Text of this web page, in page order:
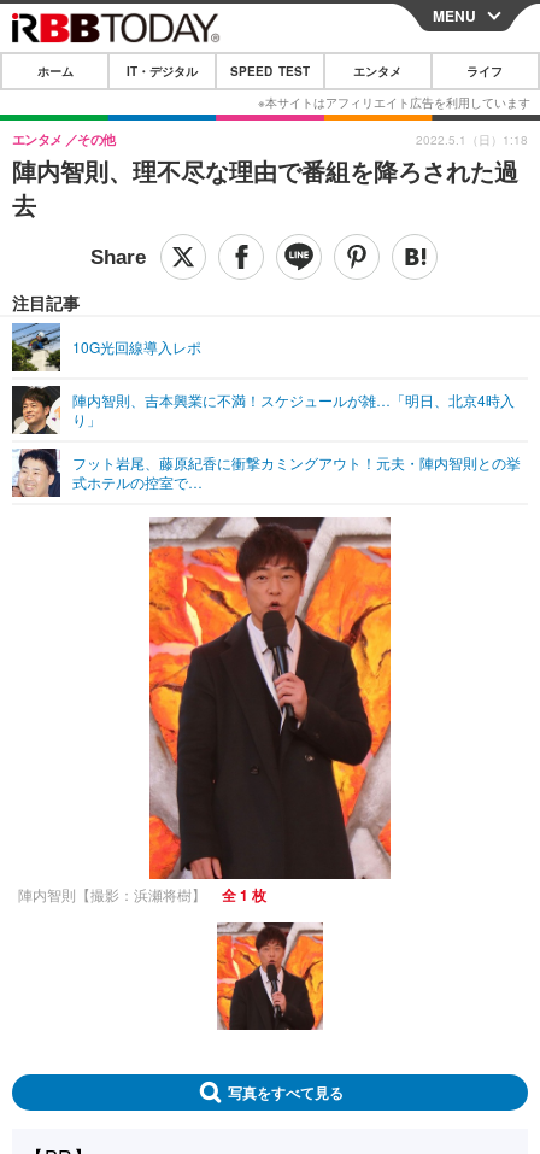
CLOSE
ホーム
IT・デジタル
IT・デジタルTOP スマートフォン
ショッピング その他
SPEED TEST
エンタメTOP 映画・ドラマ
ショッピング その他
ライフTOP
リリース一覧
プッシュ通知の停止方法
MENU
ホーム IT・デジタル SPEED TEST エンタメ ライフ
陣内智則、理不尽な理由で番組を降ろされた過
去
エンタメ その他
注目記事
10G光回線導入レポ
陣内智則、吉本興業に不満！スケジュールが雑…「明日、北京4時入
り」
フット岩尾、藤原紀香に衝撃カミングアウト！元夫・陣内智則との挙
式ホテルの控室で…
2022.5.1（日）1:18
陣内智則【撮影：浜瀬将樹】 全 1 枚
写真をすべて見る